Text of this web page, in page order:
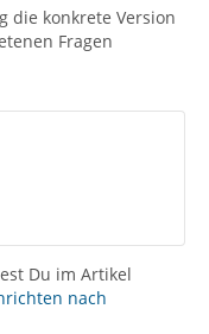
die konkrete Version
Fragen
Du im Artikel
nach